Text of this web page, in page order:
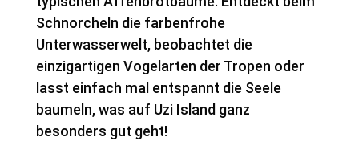
Schnorcheln die farbenfrohe
Unterwasserwelt, beobachtet die
einzigartigen Vogelarten der Tropen oder
lasst einfach mal entspannt die Seele
baumeln, was auf Uzi Island ganz
besonders gut geht!